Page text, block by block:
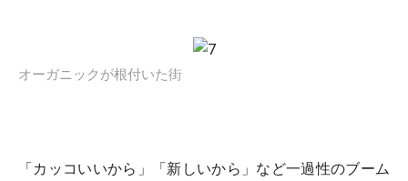
オーガニックが根付いた街
「カッコいいから」「新しいから」など一過性のブーム